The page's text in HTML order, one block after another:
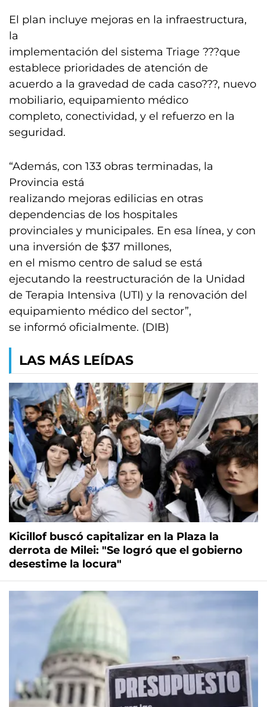
El plan incluye mejoras en la infraestructura,
la
implementación del sistema Triage ???que
establece prioridades de atención de
acuerdo a la gravedad de cada caso???, nuevo
mobiliario, equipamiento médico
completo, conectividad, y el refuerzo en la
seguridad.
“Además, con 133 obras terminadas, la
Provincia está
realizando mejoras edilicias en otras
dependencias de los hospitales
provinciales y municipales. En esa línea, y con
una inversión de $37 millones,
en el mismo centro de salud se está
ejecutando la reestructuración de la Unidad
de Terapia Intensiva (UTI) y la renovación del
equipamiento médico del sector”,
se informó oficialmente. (DIB)
LAS MÁS LEÍDAS
Kicillof buscó capitalizar en la Plaza la
derrota de Milei: "Se logró que el gobierno
desestime la locura"